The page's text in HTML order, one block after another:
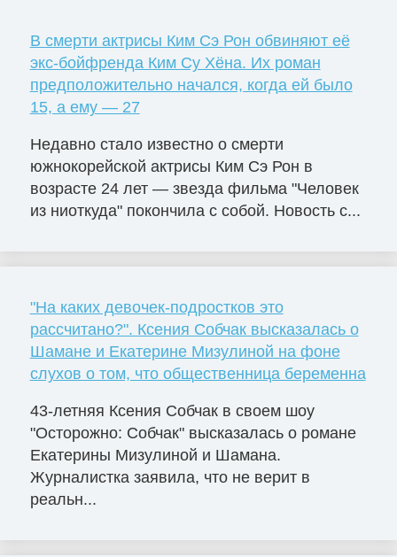
В смерти актрисы Ким Сэ Рон обвиняют её
экс-бойфренда Ким Су Хёна. Их роман
предположительно начался, когда ей было
15, а ему — 27
Недавно стало известно о смерти
южнокорейской актрисы Ким Сэ Рон в
возрасте 24 лет — звезда фильма "Человек
из ниоткуда" покончила с собой. Новость с...
"На каких девочек-подростков это
рассчитано?". Ксения Собчак высказалась о
Шамане и Екатерине Мизулиной на фоне
слухов о том, что общественница беременна
43-летняя Ксения Собчак в своем шоу
"Осторожно: Собчак" высказалась о романе
Екатерины Мизулиной и Шамана.
Журналистка заявила, что не верит в
реальн...